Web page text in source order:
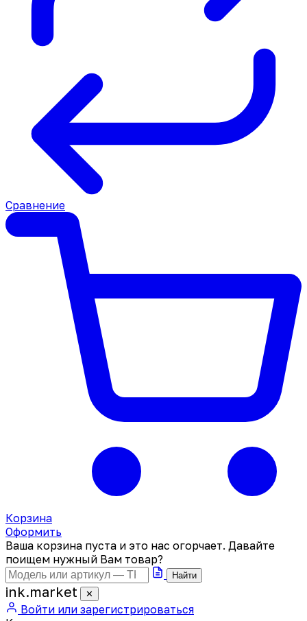
Сравнение
Корзина
Оформить
Ваша корзина пуста и это нас огорчает. Давайте
поищем нужный Вам товар?
Найти
ink.market ✕
Войти или зарегистрироваться